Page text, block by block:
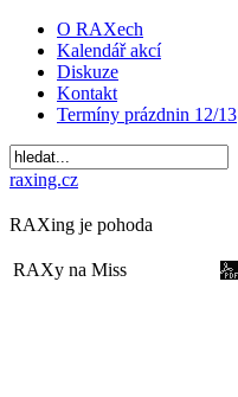
O RAXech
Kalendář akcí
Diskuze
Kontakt
Termíny prázdnin 12/13
raxing.cz
RAXing je pohoda
RAXy na Miss